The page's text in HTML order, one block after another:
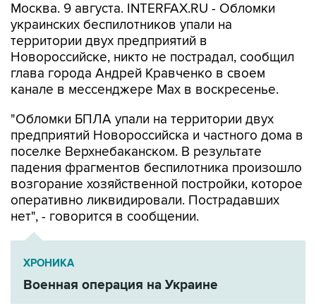
Москва. 9 августа. INTERFAX.RU - Обломки
украинских беспилотников упали на
территории двух предприятий в
Новороссийске, никто не пострадал, сообщил
глава города Андрей Кравченко в своем
канале в мессенджере Max в воскресенье.
"Обломки БПЛА упали на территории двух
предприятий Новороссийска и частного дома в
поселке Верхнебаканском. В результате
падения фрагментов беспилотника произошло
возгорание хозяйственной постройки, которое
оперативно ликвидировали. Пострадавших
нет", - говорится в сообщении.
ХРОНИКА
Военная операция на Украине